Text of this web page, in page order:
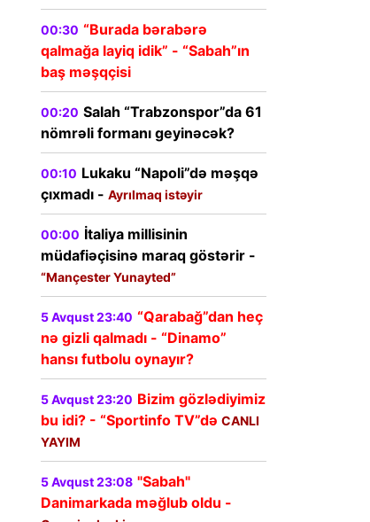
00:30 “Burada bərabərə
qalmağa layiq idik” - “Sabah”ın
baş məşqçisi
00:20 Salah “Trabzonspor”da 61
nömrəli formanı geyinəcək?
00:10 Lukaku “Napoli”də məşqə
çıxmadı - Ayrılmaq istəyir
00:00 İtaliya millisinin
müdafiəçisinə maraq göstərir -
“Mançester Yunayted”
5 Avqust 23:40 “Qarabağ”dan heç
nə gizli qalmadı - “Dinamo”
hansı futbolu oynayır?
5 Avqust 23:20 Bizim gözlədiyimiz
bu idi? - “Sportinfo TV”də CANLI
YAYIM
5 Avqust 23:08 "Sabah"
Danimarkada məğlub oldu -